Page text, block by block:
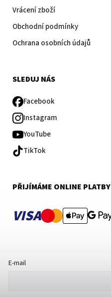
Vrácení zboží
Obchodní podmínky
Ochrana osobních údajů
SLEDUJ NÁS
Facebook
Instagram
YouTube
TikTok
PŘIJÍMÁME ONLINE PLATBY
VISA
E-mail